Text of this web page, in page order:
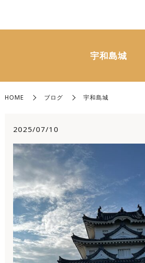
宇和島城
HOME ブログ 宇和島城
2025/07/10